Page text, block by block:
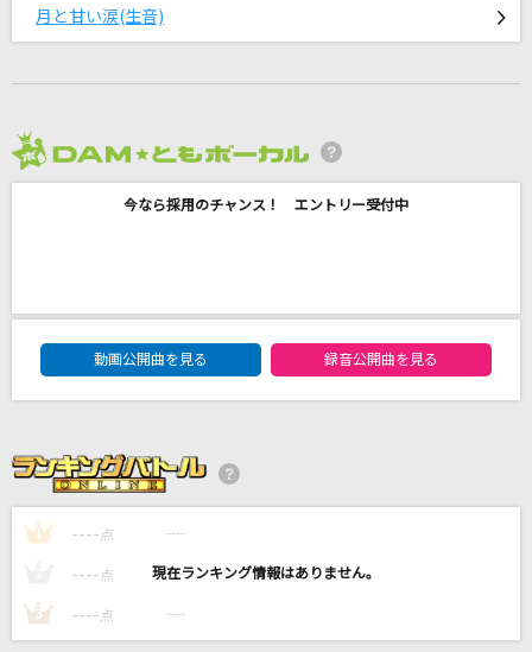
[生音]翳(かげ)りゆく部屋
松任谷由実(荒井由実)
やなぎなぎ
[生音]相思相愛
CUTIE STREET
[生音]いい日旅立ち
山口百恵
SHADOW OF LOVE
A-JARI
DAMの新曲・ランキングなど
月と甘い涙(生音)
今なら採用のチャンス！ エントリー受付中
DAM★ともボーカルエントリーランキング
動画公開曲を見る
録音公開曲を見る
1 ---- 点 ----
---- 点 ----
3 ---- 点 ----